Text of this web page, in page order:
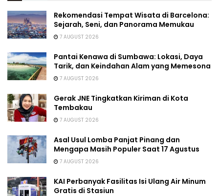
Rekomendasi Tempat Wisata di Barcelona:
Sejarah, Seni, dan Panorama Memukau
7 AUGUST 2026
Pantai Kenawa di Sumbawa: Lokasi, Daya
Tarik, dan Keindahan Alam yang Memesona
7 AUGUST 2026
Gerak JNE Tingkatkan Kiriman di Kota
Tembakau
7 AUGUST 2026
Asal Usul Lomba Panjat Pinang dan
Mengapa Masih Populer Saat 17 Agustus
7 AUGUST 2026
KAI Perbanyak Fasilitas Isi Ulang Air Minum
Gratis di Stasiun